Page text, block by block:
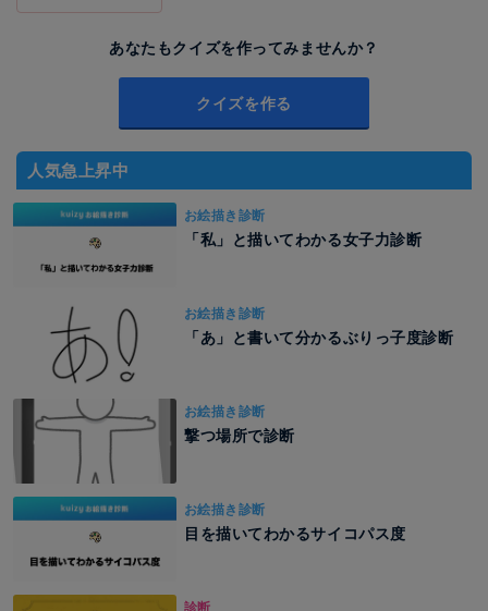
あなたもクイズを作ってみませんか？
クイズを作る
人気急上昇中
お絵描き診断
「私」と描いてわかる女子力診断
お絵描き診断
「あ」と書いて分かるぶりっ子度診断
お絵描き診断
撃つ場所で診断
お絵描き診断
目を描いてわかるサイコパス度
診断